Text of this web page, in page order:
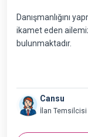
Danışmanlığını
ikamet eden
bulunmaktadır.
Cansu
İlan Temsilcisi